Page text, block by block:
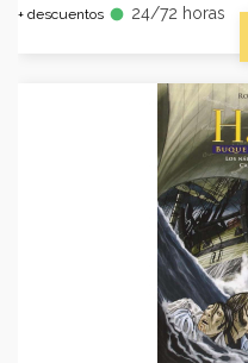
+ descuentos fiber_manual_record 24/72 horas